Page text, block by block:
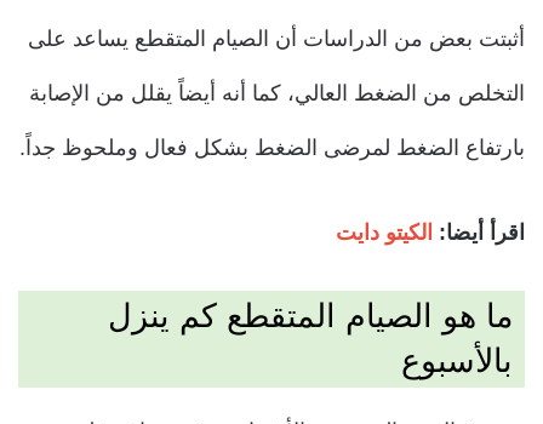
أثبتت بعض من الدراسات أن الصيام المتقطع يساعد على
التخلص من الضغط العالي، كما أنه أيضاً يقلل من الإصابة
بارتفاع الضغط لمرضى الضغط بشكل فعال وملحوظ جداً.
اقرأ أيضا: الكيتو دايت
ما هو الصيام المتقطع كم ينزل
بالأسبوع